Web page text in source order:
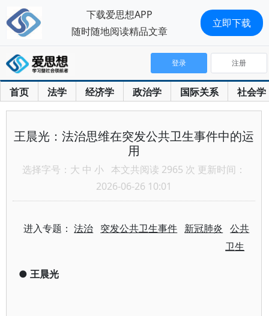
首页 法学 经济学 政治学 国际关系 社会学
登录 注册
王晨光：法治思维在突发公共卫生事件中的运
用
选择字号： 大 中 小 本文共阅读 2965 次 更新时间：
2026-06-26 10:01
进入专题：法治 突发公共卫生事件 新冠肺炎
公共
卫生
● 王晨光
下载爱思想APP
随时随地阅读精品文章
立即下载